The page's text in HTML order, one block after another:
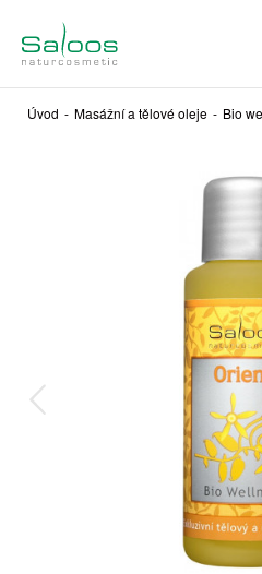
Úvod - Masážní a tělové oleje - Bio